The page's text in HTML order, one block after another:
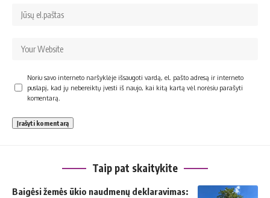
Noriu savo interneto naršyklėje išsaugoti vardą, el. pašto adresą ir interneto
puslapį, kad jų nebereiktų įvesti iš naujo, kai kitą kartą vėl norėsiu parašyti
komentarą.
Taip pat skaitykite
Baigėsi žemės ūkio naudmenų deklaravimas: